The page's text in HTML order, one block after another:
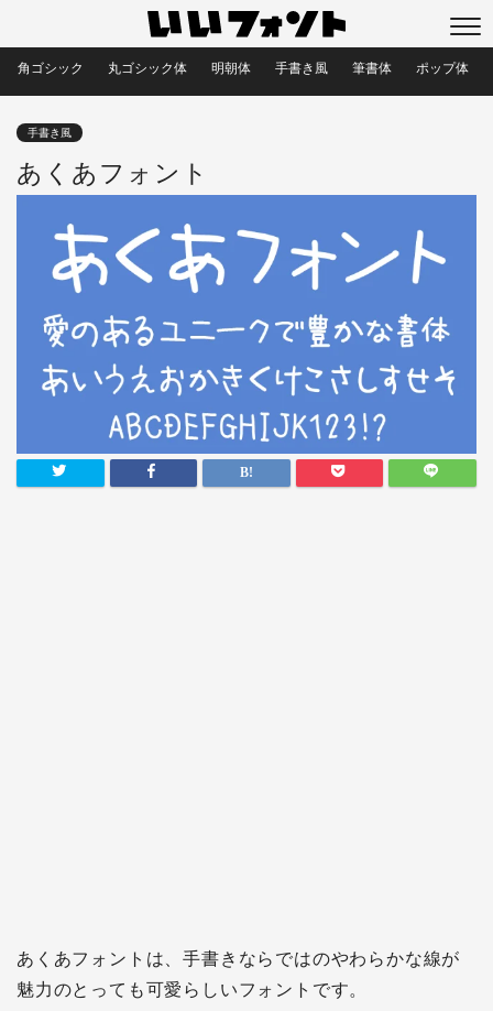
角ゴシック 丸ゴシック体 明朝体 手書き風 筆書体 ポップ体
手書き風
あくあフォント
あくあフォントは、手書きならではのやわらかな線が
魅力のとっても可愛らしいフォントです。